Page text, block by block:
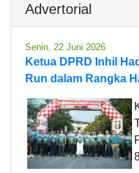
Advertorial
Senin, 22 Juni 2026
Ketua DPRD Inhil
Run dalam Rangka